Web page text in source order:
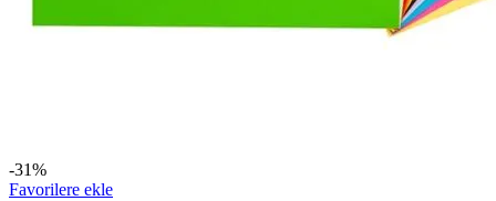
-31%
Favorilere ekle